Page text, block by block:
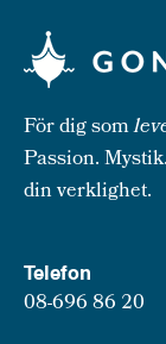
För dig som
Passion.
din verklighet.
Telefon
08-696 86 20